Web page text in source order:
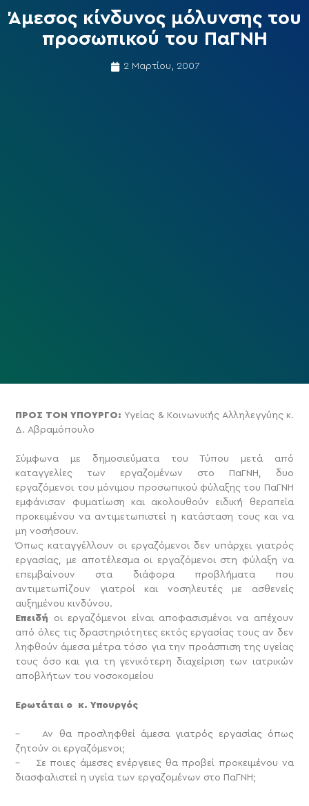
Άμεσος κίνδυνος μόλυνσης του
προσωπικού του ΠαΓΝΗ
2 Μαρτίου, 2007
ΠΡΟΣ ΤΟΝ ΥΠΟΥΡΓΟ: Υγείας & Κοινωνικής Αλληλεγγύης κ.
Δ. Αβραμόπουλο
Σύμφωνα με δημοσιεύματα του Τύπου μετά από
καταγγελίες των εργαζομένων στο ΠαΓΝΗ, δυο
εργαζόμενοι του μόνιμου προσωπικού φύλαξης του ΠαΓΝΗ
εμφάνισαν φυματίωση και ακολουθούν ειδική θεραπεία
προκειμένου να αντιμετωπιστεί η κατάσταση τους και να
μη νοσήσουν.
Όπως καταγγέλλουν οι εργαζόμενοι δεν υπάρχει γιατρός
εργασίας, με αποτέλεσμα οι εργαζόμενοι στη φύλαξη να
επεμβαίνουν στα διάφορα προβλήματα που
αντιμετωπίζουν γιατροί και νοσηλευτές με ασθενείς
αυξημένου κινδύνου.
Επειδή οι εργαζόμενοι είναι αποφασισμένοι να απέχουν
από όλες τις δραστηριότητες εκτός εργασίας τους αν δεν
ληφθούν άμεσα μέτρα τόσο για την προάσπιση της υγείας
τους όσο και για τη γενικότερη διαχείριση των ιατρικών
αποβλήτων του νοσοκομείου
Ερωτάται ο κ. Υπουργός
– Αν θα προσληφθεί άμεσα γιατρός εργασίας όπως
ζητούν οι εργαζόμενοι;
– Σε ποιες άμεσες ενέργειες θα προβεί προκειμένου να
διασφαλιστεί η υγεία των εργαζομένων στο ΠαΓΝΗ;